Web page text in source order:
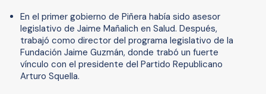
En el primer gobierno de Piñera había sido asesor
legislativo de Jaime Mañalich en Salud. Después,
trabajó como director del programa legislativo de la
Fundación Jaime Guzmán, donde trabó un fuerte
vínculo con el presidente del Partido Republicano
Arturo Squella.